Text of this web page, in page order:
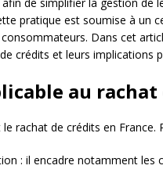
pratique est soumise à un
Dans cet
crédits et leurs implications
au rachat
rachat de crédits en France.
: il encadre notamment les